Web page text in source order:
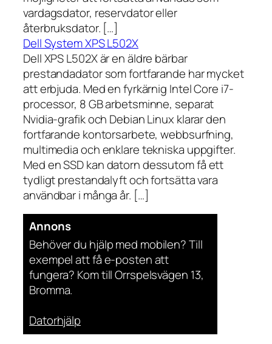
vardagsdator, reservdator eller
återbruksdator. […]
Dell System XPS L502X
Dell XPS L502X är en äldre bärbar
prestandadator som fortfarande har mycket
att erbjuda. Med en fyrkärnig Intel Core i7-
processor, 8 GB arbetsminne, separat
Nvidia-grafik och Debian Linux klarar den
fortfarande kontorsarbete, webbsurfning,
multimedia och enklare tekniska uppgifter.
Med en SSD kan datorn dessutom få ett
tydligt prestandalyft och fortsätta vara
användbar i många år. […]
Annons
Behöver du hjälp med mobilen? Till
exempel att få e-posten att
fungera? Kom till Orrspelsvägen 13,
Bromma.
Datorhjälp